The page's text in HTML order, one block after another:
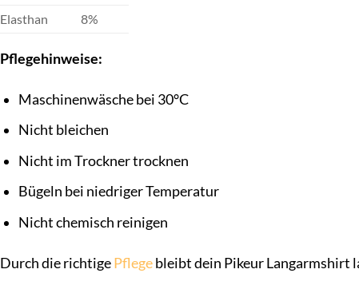
Elasthan
8%
Pflegehinweise:
Maschinenwäsche bei 30°C
Nicht bleichen
Nicht im Trockner trocknen
Bügeln bei niedriger Temperatur
Nicht chemisch reinigen
Durch die richtigePflegebleibt dein Pikeur Langarmshirt